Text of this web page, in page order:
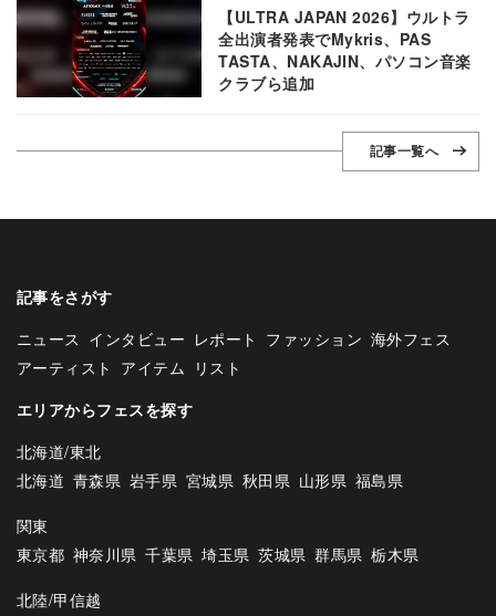
【ULTRA JAPAN 2026】ウルトラ
全出演者発表でMykris、PAS
TASTA、NAKAJIN、パソコン音楽
クラブら追加
記事一覧へ
記事をさがす
ニュース インタビュー レポート ファッション 海外フェス
アーティスト アイテム リスト
エリアからフェスを探す
北海道/東北
北海道 青森県 岩手県 宮城県 秋田県 山形県 福島県
関東
東京都 神奈川県 千葉県 埼玉県 茨城県 群馬県 栃木県
北陸/甲信越